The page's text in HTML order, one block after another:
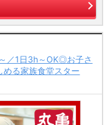
／1日3h～OK◎お子さ
める家族食堂スター